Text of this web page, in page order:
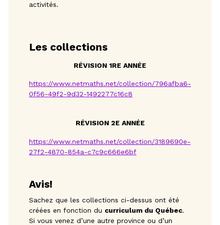
activités.
Les collections
RÉVISION 1RE ANNÉE
https://www.netmaths.net/collection/796afba6-
0f56-49f2-9d32-1492277c16c8
RÉVISION 2E ANNÉE
https://www.netmaths.net/collection/3189690e-
27f2-4870-854a-c7c9c666e6bf
Avis!
Sachez que les collections ci-dessus ont été
créées en fonction du curriculum du Québec.
Si vous venez d’une autre province ou d’un